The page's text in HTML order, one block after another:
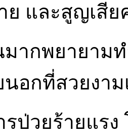
ย และสูญเสี
ากพยายาม
นอกที่สวยงา
รป่วยร้ายแร